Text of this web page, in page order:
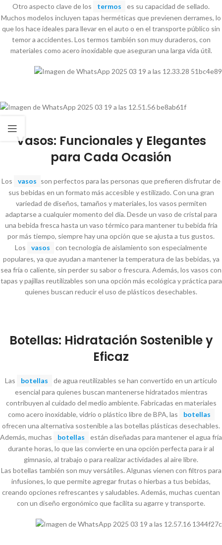
Otro aspecto clave de los
termos
es su capacidad de sellado.
Muchos modelos incluyen tapas herméticas que previenen derrames, lo
que los hace ideales para llevar en el auto o en el transporte público sin
temor a accidentes. Los termos también son muy duraderos, con
materiales como acero inoxidable que aseguran una larga vida útil.
Vasos: Funcionales y Elegantes
para Cada Ocasión
Los vasos son perfectos para las personas que prefieren disfrutar de
sus bebidas en un formato más accesible y estilizado. Con una gran
variedad de diseños, tamaños y materiales, los vasos permiten
adaptarse a cualquier momento del día. Desde un vaso de cristal para
una bebida fresca hasta un vaso térmico para mantener tu bebida fría
por más tiempo, siempre hay una opción que se ajusta a tus gustos.
Los
vasos
con tecnología de aislamiento son especialmente
populares, ya que ayudan a mantener la temperatura de las bebidas, ya
sea fría o caliente, sin perder su sabor o frescura. Además, los vasos con
tapas y pajillas reutilizables son una opción más ecológica y práctica para
quienes buscan reducir el uso de plásticos desechables.
Botellas: Hidratación Sostenible y
Eficaz
Las botellas
de agua reutilizables se han convertido en un artículo
esencial para quienes buscan mantenerse hidratados mientras
contribuyen al cuidado del medio ambiente. Fabricadas en materiales
como acero inoxidable, vidrio o plástico libre de BPA, las
botellas
ofrecen una alternativa sostenible a las botellas plásticas desechables.
Además, muchas
botellas
están diseñadas para mantener el agua fría
durante horas, lo que las convierte en una opción perfecta para ir al
gimnasio, al trabajo o para realizar actividades al aire libre.
Las botellas también son muy versátiles. Algunas vienen con filtros para
infusiones, lo que permite agregar frutas o hierbas a tus bebidas,
creando opciones refrescantes y saludables. Además, muchas cuentan
con un diseño ergonómico que facilita su agarre y transporte.